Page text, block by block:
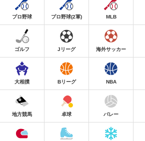
プロ野球 プロ野球(2軍) MLB
ゴルフ Jリーグ 海外サッカー
大相撲 Bリーグ NBA
地方競馬 卓球 バレー